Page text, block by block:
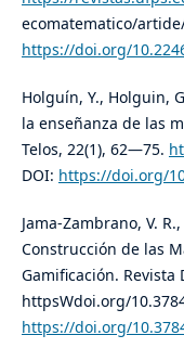
ecomatematico/
https://doi.org/
Holguín, Y., Holguin,
la enseñanza de las
Telos, 22(1), 62—75.
DOI: https://doi.org/
Jama-Zambrano, V.
Construcción de las
Gamificación. Revista
httpsWdoi.org/
https://doi.org/